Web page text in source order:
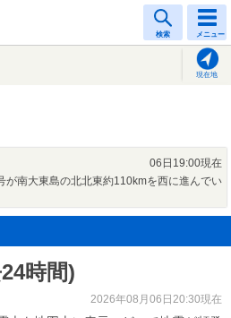
検索 メニュー
現在地
06日19:00現在
が南大東島の北北東約110kmを西に進んでい
時間)
2026年08月06日20:30現在